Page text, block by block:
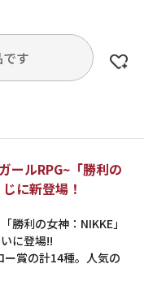
す
ールRPG~「勝利の
に新登場！
勝利の女神：NIKKE」
に登場!!
賞の計14種。人気の